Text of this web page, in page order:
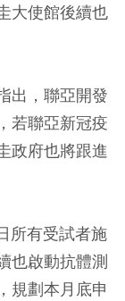
大使館後續也
出，聯亞開發
若聯亞新冠疫
政府也將跟進
所有受試者施
也啟動抗體測
規劃本月底申